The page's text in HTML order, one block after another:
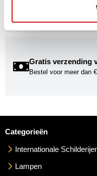
exclusieve
Gratis verzending
Bestel voor meer dan
Categorieën
Internationale
Lampen